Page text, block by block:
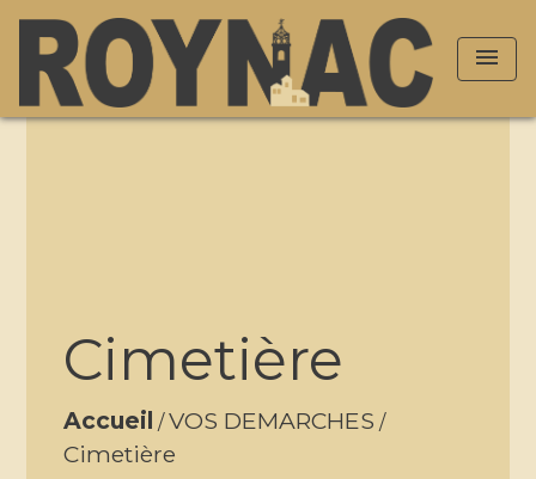
menu
Cimetière
Accueil /VOS DEMARCHES /
Cimetière